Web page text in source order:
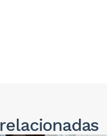
relacionadas